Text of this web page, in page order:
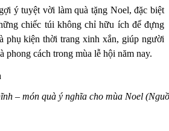
ý tuyệt vời làm quà tặng Noel, đặc biệt
chiếc túi không chỉ hữu ích để đựng
phụ kiện thời trang xinh xắn, giúp người
phong cách trong mùa lễ hội năm nay.
– món quà ý nghĩa cho mùa Noel